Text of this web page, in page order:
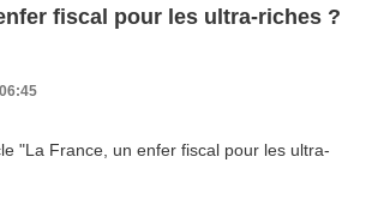
fiscal pour les ultra-riches ?